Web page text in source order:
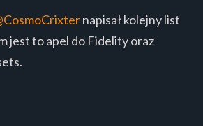
napisał kolejny list
jest to apel do Fidelity oraz